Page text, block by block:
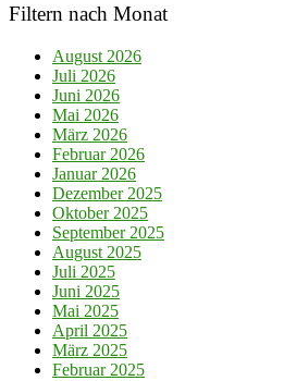
Filtern nach Monat
August 2026
Juli 2026
Juni 2026
Mai 2026
März 2026
Februar 2026
Januar 2026
Dezember 2025
Oktober 2025
September 2025
August 2025
Juli 2025
Juni 2025
Mai 2025
April 2025
März 2025
Februar 2025